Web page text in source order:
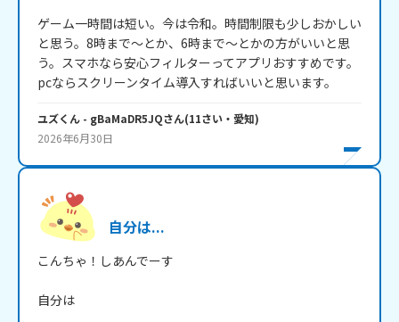
ゲーム一時間は短い。今は令和。時間制限も少しおかしい
と思う。8時まで～とか、6時まで～とかの方がいいと思
う。スマホなら安心フィルターってアプリおすすめです。
pcならスクリーンタイム導入すればいいと思います。
ユズくん - gBaMaDR5JQさん(11さい・ 愛知)
2026年6月30日
自分は...
こんちゃ！しあんでーす
自分は